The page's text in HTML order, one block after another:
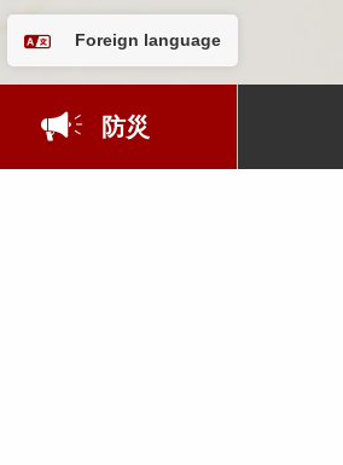
Foreign language
防災